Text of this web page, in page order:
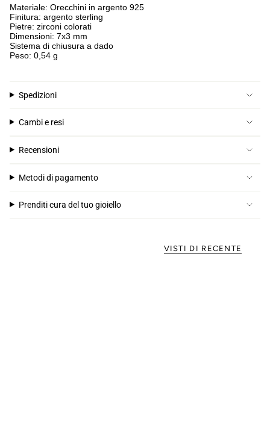
Materiale: Orecchini in argento 925
Finitura: argento sterling
Pietre: zirconi colorati
Dimensioni: 7x3 mm
Sistema di chiusura a dado
Peso: 0,54 g
Spedizioni
Cambi e resi
Recensioni
Metodi di pagamento
Prenditi cura del tuo gioiello
VISTI DI RECENTE